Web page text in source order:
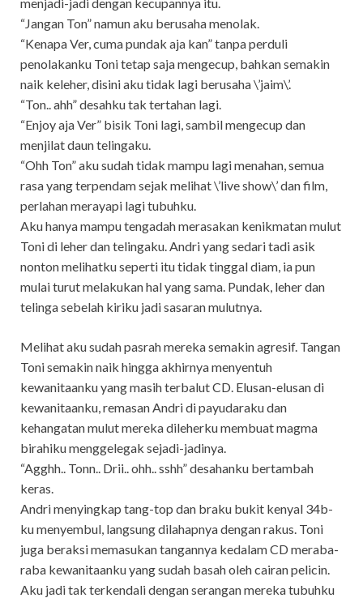
“Jangan Ton” namun aku berusaha menolak.
“Kenapa Ver, cuma pundak aja kan” tanpa perduli
penolakanku Toni tetap saja mengecup, bahkan semakin
naik keleher, disini aku tidak lagi berusaha \’jaim\’.
“Ton.. ahh” desahku tak tertahan lagi.
“Enjoy aja Ver” bisik Toni lagi, sambil mengecup dan
menjilat daun telingaku.
“Ohh Ton” aku sudah tidak mampu lagi menahan, semua
rasa yang terpendam sejak melihat \’live show\’ dan film,
perlahan merayapi lagi tubuhku.
Aku hanya mampu tengadah merasakan kenikmatan mulut
Toni di leher dan telingaku. Andri yang sedari tadi asik
nonton melihatku seperti itu tidak tinggal diam, ia pun
mulai turut melakukan hal yang sama. Pundak, leher dan
telinga sebelah kiriku jadi sasaran mulutnya.
Melihat aku sudah pasrah mereka semakin agresif. Tangan
Toni semakin naik hingga akhirnya menyentuh
kewanitaanku yang masih terbalut CD. Elusan-elusan di
kewanitaanku, remasan Andri di payudaraku dan
kehangatan mulut mereka dileherku membuat magma
birahiku menggelegak sejadi-jadinya.
“Agghh.. Tonn.. Drii.. ohh.. sshh” desahanku bertambah
keras.
Andri menyingkap tang-top dan braku bukit kenyal 34b-
ku menyembul, langsung dilahapnya dengan rakus. Toni
juga beraksi memasukan tangannya kedalam CD meraba-
raba kewanitaanku yang sudah basah oleh cairan pelicin.
Aku jadi tak terkendali dengan serangan mereka tubuhku